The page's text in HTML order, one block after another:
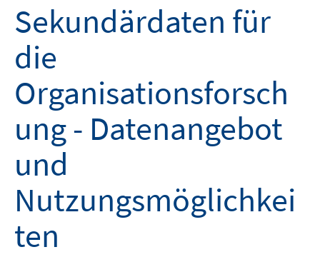
Sekundärdaten für
die
Organisationsforsch
ung - Datenangebot
und
Nutzungsmöglichkei
ten